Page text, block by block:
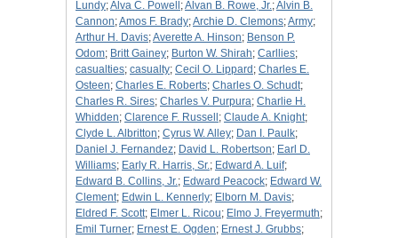
Lundy;Alva C. Powell ;Alvan B. Rowe, Jr.;Alvin B.
Cannon;Amos F. Brady;Archie D. Clemons;Army;
Arthur H. Davis;Averette A. Hinson; Benson P.
Odom; Britt Gainey; Burton W. Shirah; Carllies;
casualties; casualty; Cecil O. Lippard ; Charles E.
Osteen; Charles E. Roberts; Charles O. Schudt;
Charles R. Sires; Charles V. Purpura; Charlie H.
Whidden; Clarence F. Russell ; Claude A. Knight;
Clyde L. Albritton; Cyrus W. Alley; Dan I. Paulk;
Daniel J. Fernandez; David L. Robertson; Earl D.
Williams; Early R. Harris, Sr.; Edward A. Luif;
Edward B. Collins, Jr.; Edward Peacock; Edward W.
Clement; Edwin L. Kennerly; Elborn M. Davis;
Eldred F. Scott; Elmer L. Ricou; Elmo J. Freyermuth;
Emil Turner; Ernest E. Ogden; Ernest J. Grubbs;